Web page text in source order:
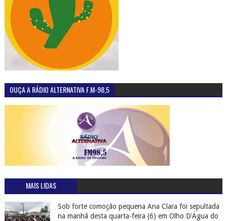
OUÇA A RÁDIO ALTERNATIVA F.M-98,5
MAIS LIDAS
Sob forte comoção pequena Ana Clara foi sepultada
na manhã desta quarta-feira (6) em Olho D'Água do